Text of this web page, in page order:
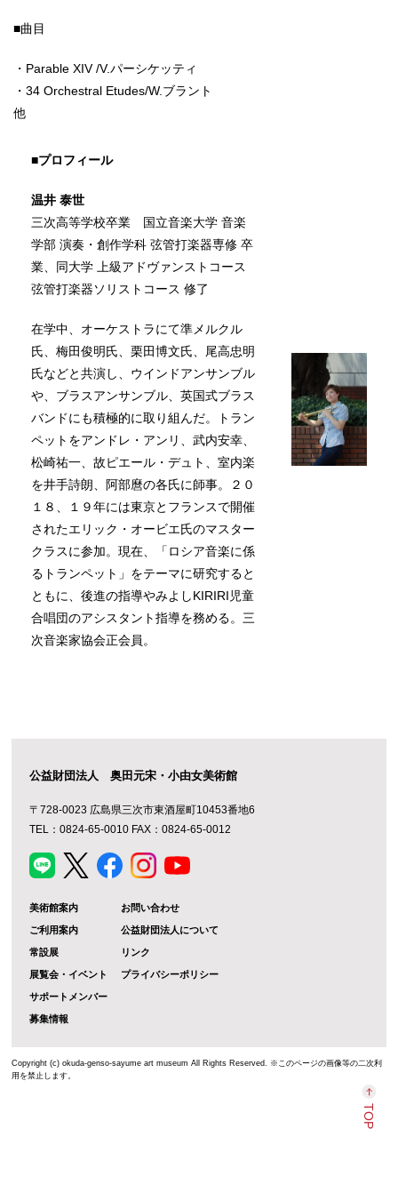
■曲目
・Parable XIV /V.パーシケッティ
・34 Orchestral Etudes/W.ブラント
他
■プロフィール
温井 泰世
三次高等学校卒業 国立音楽大学 音楽
学部 演奏・創作学科 弦管打楽器専修 卒
業、同大学 上級アドヴァンストコース
弦管打楽器ソリストコース 修了
在学中、オーケストラにて準メルクル
氏、梅田俊明氏、栗田博文氏、尾高忠明
氏などと共演し、ウインドアンサンブル
や、ブラスアンサンブル、英国式ブラス
バンドにも積極的に取り組んだ。トラン
ペットをアンドレ・アンリ、武内安幸、
松崎祐一、故ピエール・デュト、室内楽
を井手詩朗、阿部麿の各氏に師事。２０
１８、１９年には東京とフランスで開催
されたエリック・オービエ氏のマスター
クラスに参加。現在、「ロシア音楽に係
るトランペット」をテーマに研究すると
ともに、後進の指導やみよしKIRIRI児童
合唱団のアシスタント指導を務める。三
次音楽家協会正会員。
公益財団法人 奥田元宋・小由女美術館
〒728-0023 広島県三次市東酒屋町10453番地6
TEL：0824-65-0010 FAX：0824-65-0012
美術館案内
ご利用案内
常設展
展覧会・イベント
サポートメンバー
募集情報
お問い合わせ
公益財団法人について
リンク
プライバシーポリシー
Copyright (c) okuda-genso-sayume art museum All Rights Reserved. ※このページの画像等の二次利
用を禁止します。